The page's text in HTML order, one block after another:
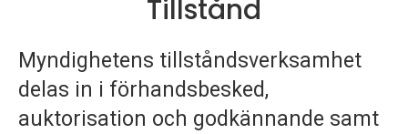
s
Tillstånd
Myndighetens tillståndsverksamhet
delas in i förhandsbesked,
auktorisation och godkännande samt